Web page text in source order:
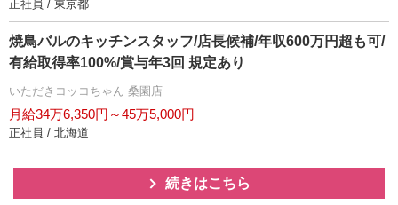
正社員 / 東京都
焼鳥バルのキッチンスタッフ/店長候補/年収600万円超も可/
有給取得率100%/賞与年3回 規定あり
いただきコッコちゃん 桑園店
月給34万6,350円～45万5,000円
正社員 / 北海道
続きはこちら